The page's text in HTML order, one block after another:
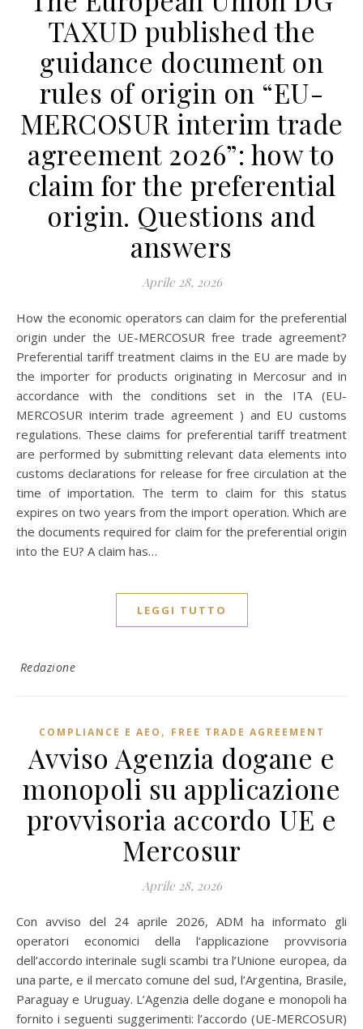
TAXUD published the
guidance document on
rules of origin on “EU-
MERCOSUR interim trade
agreement 2026”: how to
claim for the preferential
origin. Questions and
answers
Aprile 28, 2026
How the economic operators can claim for the preferential
origin under the UE-MERCOSUR free trade agreement?
Preferential tariff treatment claims in the EU are made by
the importer for products originating in Mercosur and in
accordance with the conditions set in the ITA (EU-
MERCOSUR interim trade agreement ) and EU customs
regulations. These claims for preferential tariff treatment
are performed by submitting relevant data elements into
customs declarations for release for free circulation at the
time of importation. The term to claim for this status
expires on two years from the import operation. Which are
the documents required for claim for the preferential origin
into the EU? A claim has…
LEGGI TUTTO
Redazione
COMPLIANCE E AEO , FREE TRADE AGREEMENT
Avviso Agenzia dogane e
monopoli su applicazione
provvisoria accordo UE e
Mercosur
Aprile 28, 2026
Con avviso del 24 aprile 2026, ADM ha informato gli
operatori economici della l’applicazione provvisoria
dell’accordo interinale sugli scambi tra l’Unione europea, da
una parte, e il mercato comune del sud, l’Argentina, Brasile,
Paraguay e Uruguay. L’Agenzia delle dogane e monopoli ha
fornito i seguenti suggerimenti: l’accordo (UE-MERCOSUR)